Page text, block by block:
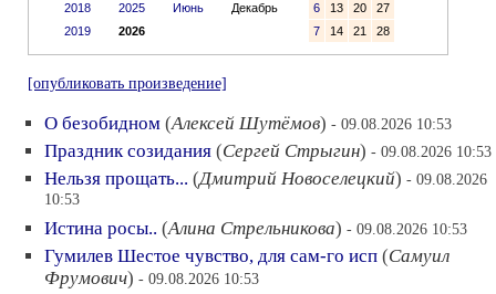
2018
2019
2025
2026
Июнь
Декабрь
6
13 20
27
7
14 21 28
[опубликовать произведение]
О безобидном (Алексей Шутёмов) - 09.08.2026 10:53
Праздник созидания (Сергей Стрыгин) - 09.08.2026 10:53
Нельзя прощать... (Дмитрий Новоселецкий) - 09.08.2026
10:53
Истина росы.. (Алина Стрельникова) - 09.08.2026 10:53
Гумилев Шестое чувство, для сам-го исп (Самуил
Фрумович) - 09.08.2026 10:53